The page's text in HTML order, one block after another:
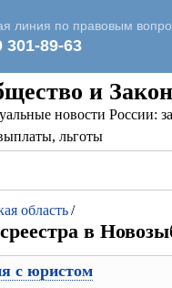
и
новости России:
льготы
область/
в
с юристом
Для любых
reestr@cp9.ru